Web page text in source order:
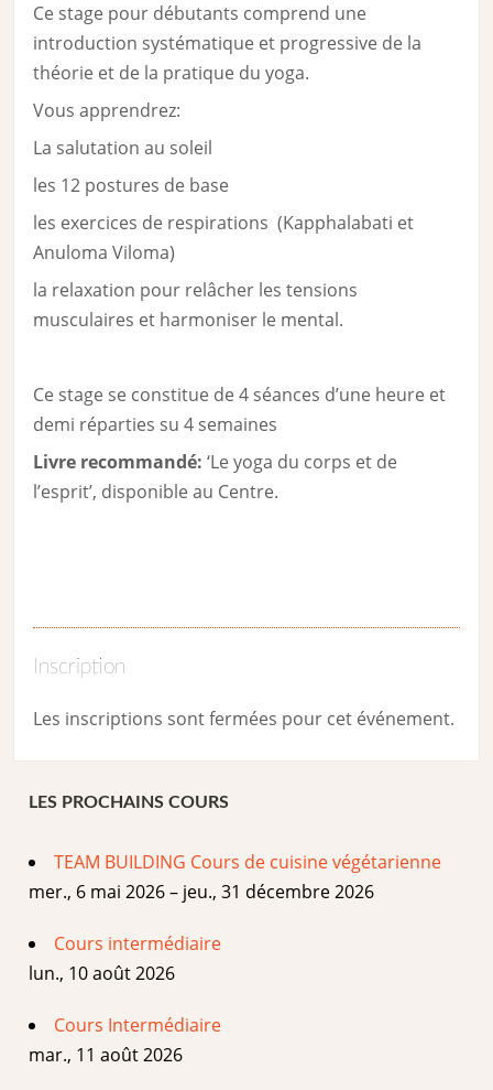
Ce stage pour débutants comprend une
introduction systématique et progressive de la
théorie et de la pratique du yoga.
Vous apprendrez:
La salutation au soleil
les 12 postures de base
les exercices de respirations (Kapphalabati et
Anuloma Viloma)
la relaxation pour relâcher les tensions
musculaires et harmoniser le mental.
Ce stage se constitue de 4 séances d’une heure et
demi réparties su 4 semaines
Livre recommandé:‘Le yoga du corps et de
l’esprit’, disponible au Centre.
Inscription
Les inscriptions sont fermées pour cet événement.
LES PROCHAINS COURS
TEAM BUILDING Cours de cuisine végétarienne
mer., 6 mai 2026 – jeu., 31 décembre 2026
Cours intermédiaire
lun., 10 août 2026
Cours Intermédiaire
mar., 11 août 2026